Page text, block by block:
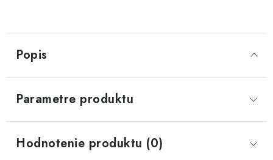
Popis
Parametre produktu
Hodnotenie produktu (0)